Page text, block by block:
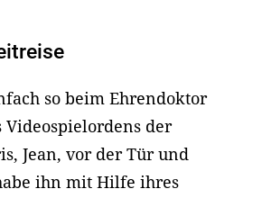
so beim Ehrendoktor
Videospielordens der
Jean, vor der Tür und
ihn mit Hilfe ihres